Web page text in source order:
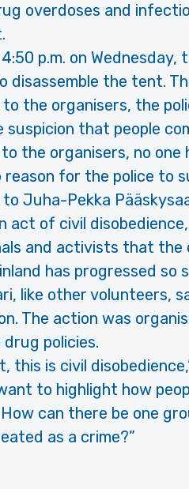
overdoses and
p.m. on
disassemble the tent.
the organisers, the
suspicion that people
the organisers, no
reason for the police to
Juha-Pekka
act of civil
and activists that
has progressed so
like other volunteers,
The action was
policies.
this is civil
to highlight how
can there be one
as a crime?”